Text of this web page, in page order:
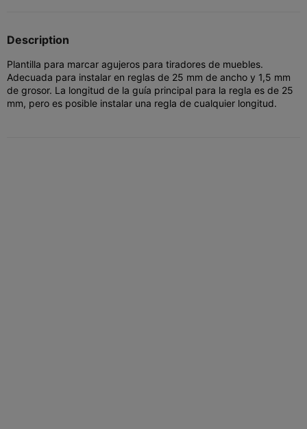
Description
Plantilla para marcar agujeros para tiradores de muebles.
Adecuada para instalar en reglas de 25 mm de ancho y 1,5 mm
de grosor. La longitud de la guía principal para la regla es de 25
mm, pero es posible instalar una regla de cualquier longitud.